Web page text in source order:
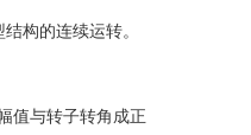
构的连续运转。
值与转子转角成正